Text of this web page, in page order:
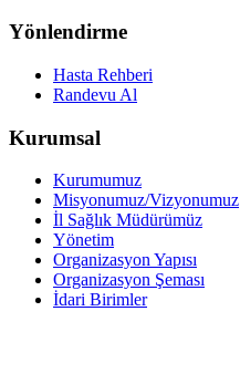
Yönlendirme
Hasta Rehberi
Randevu Al
Kurumsal
Kurumumuz
Misyonumuz/Vizyonumuz
İl Sağlık Müdürümüz
Yönetim
Organizasyon Yapısı
Organizasyon Şeması
İdari Birimler